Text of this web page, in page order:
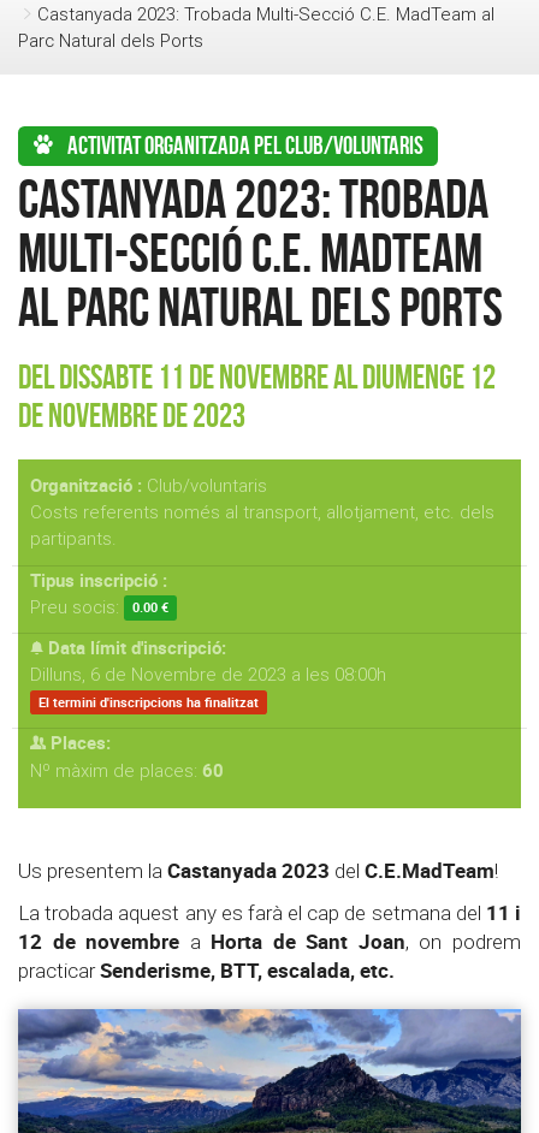
Castanyada 2023: Trobada Multi-Secció C.E. MadTeam al
Parc Natural dels Ports
Activitat organitzada pel club/voluntaris
Castanyada 2023: Trobada
Multi-Secció C.E. MadTeam
al Parc Natural dels Ports
Del Dissabte 11 de Novembre al Diumenge 12
de Novembre de 2023
Organització : Club/voluntaris
Costs referents només al transport, allotjament, etc. dels
partipants.
Tipus inscripció :
Preu socis: 0.00 €
Data límit d'inscripció:
Dilluns, 6 de Novembre de 2023 a les 08:00h
El termini d'inscripcions ha finalitzat
Places:
Nº màxim de places: 60
Us presentem laCastanyada 2023 del C.E.MadTeam!
La trobada aquest any es farà el cap de setmana del 11 i
12 de novembre a Horta de Sant Joan, on podrem
practicarSenderisme, BTT, escalada, etc.